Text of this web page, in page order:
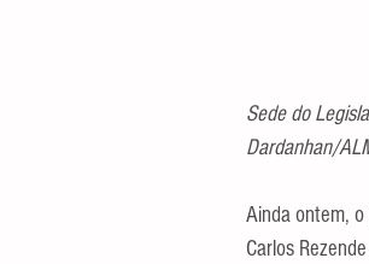
Sede do
Dardanhan/
Ainda ontem,
Carlos